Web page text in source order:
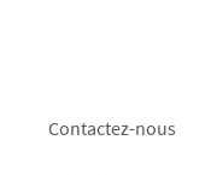
Footer
Contactez-nous